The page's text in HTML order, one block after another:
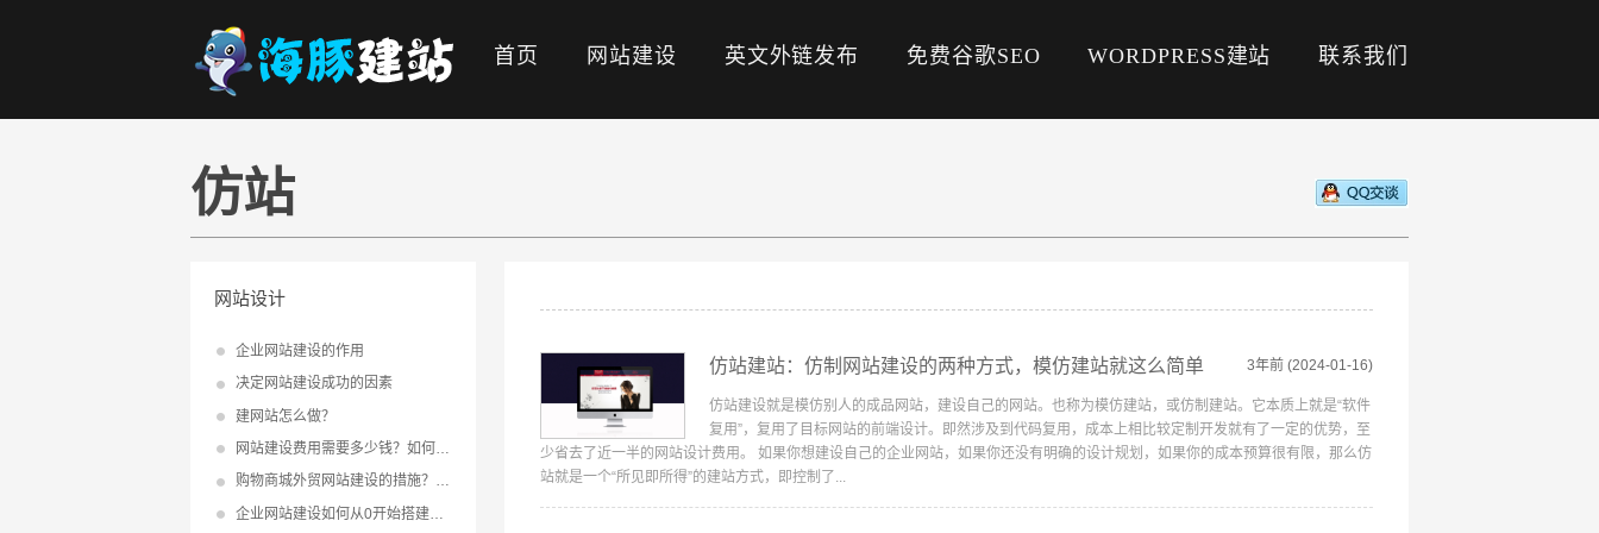
首页 网站建设 英文外链发布 免费谷歌SEO WORDPRESS建站 联系我们
仿站
网站设计
企业网站建设的作用
决定网站建设成功的因素
建网站怎么做？
网站建设费用需要多少钱？如何降低网站建设成本？
购物商城外贸网站建设的措施？外贸建站方法
3年前 (2024-01-16)
仿站建站：仿制网站建设的两种方式，模仿建站就这么简单
仿站建设就是模仿别人的成品网站，建设自己的网站。也称为模仿建站，或仿制建站。它本质上就是“软件
复用”，复用了目标网站的前端设计。即然涉及到代码复用，成本上相比较定制开发就有了一定的优势，至
少省去了近一半的网站设计费用。 如果你想建设自己的企业网站，如果你还没有明确的设计规划，如果你的成本预算很有限，那么仿
站就是一个“所见即所得”的建站方式，即控制了...